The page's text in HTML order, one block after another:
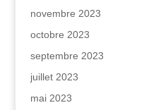
novembre 2023
octobre 2023
septembre 2023
juillet 2023
mai 2023